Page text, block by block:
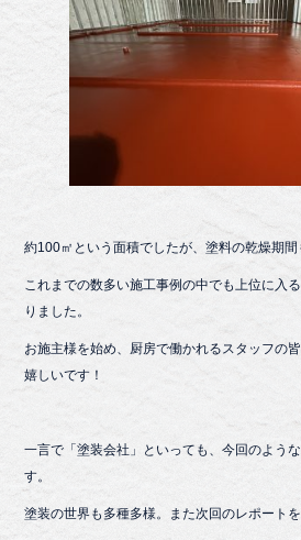
約100㎡という面積でしたが、塗料の乾燥期間
これまでの数多い施工事例の中でも上位に入
りました。
お施主様を始め、厨房で働かれるスタッフの
嬉しいです！
一言で「塗装会社」といっても、今回のよう
す。
塗装の世界も多種多様。また次回のレポート